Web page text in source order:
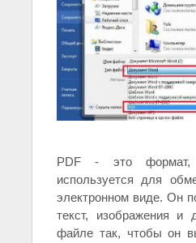
PDF - это формат,
используется для
электронном виде. Он
текст, изображения и
файле так, чтобы он